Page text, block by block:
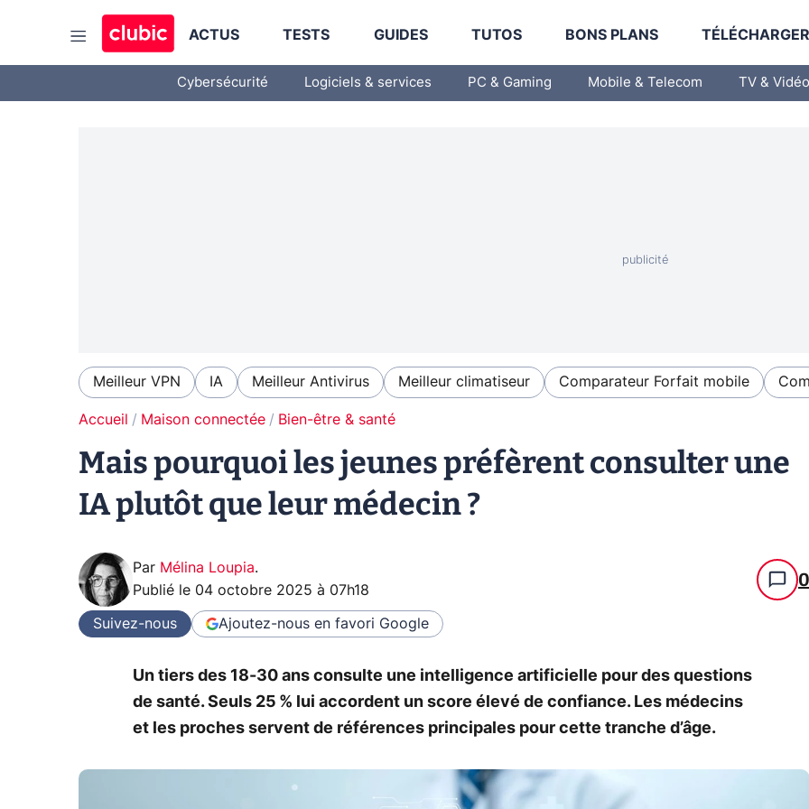
ACTUS TESTS GUIDES TUTOS BONS PLANS
Cybersécurité Logiciels & services PC & Gaming Mobile & Telecom TV & Vidéo
Meilleur VPN IA Meilleur Antivirus Meilleur climatiseur Comparateur Forfait mobile
Accueil Maison connectée Bien-être & santé
Mais pourquoi les jeunes préfèrent consulter une
IA plutôt que leur médecin ?
Par Mélina Loupia.
Publié le 04 octobre 2025 à 07h18 0
Suivez-nous Ajoutez-nous en favori Google
Un tiers des 18-30 ans consulte une intelligence artificielle pour des questions
de santé. Seuls 25 % lui accordent un score élevé de confiance. Les médecins
et les proches servent de références principales pour cette tranche d’âge.